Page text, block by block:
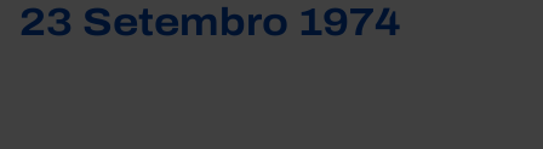
23 Setembro 1974